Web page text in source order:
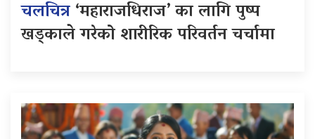
चलचित्र‘महाराजधिराज’ का लागि पुष्प
खड्काले गरेको शारीरिक परिवर्तन चर्चामा